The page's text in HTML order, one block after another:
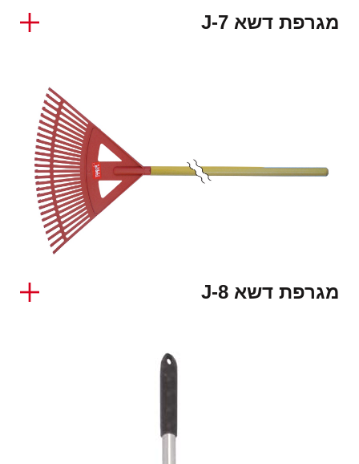
מגרפת דשא J-7
מגרפת דשא J-8